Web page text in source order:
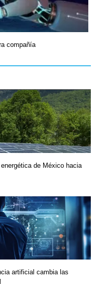
compañía
de México hacia
artificial cambia las